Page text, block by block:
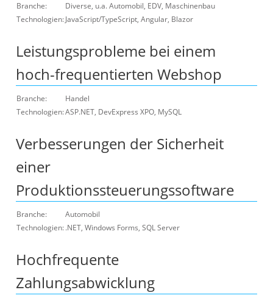
Branche:
Diverse, u.a. Automobil, EDV, Maschinenbau
Technologien:JavaScript/TypeScript, Angular, Blazor
Leistungsprobleme bei einem
hoch-frequentierten Webshop
Branche:
Handel
Technologien:ASP.NET, DevExpress XPO, MySQL
Verbesserungen der Sicherheit
einer
Produktionssteuerungssoftware
Branche:
Automobil
Technologien:.NET, Windows Forms, SQL Server
Hochfrequente
Zahlungsabwicklung